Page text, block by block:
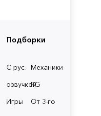
Подборки
С рус.
озвучкой
Механики
RG
Игры
От 3-го